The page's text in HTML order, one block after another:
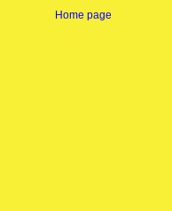
Home page